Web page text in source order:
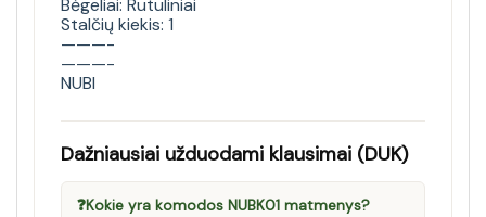
Bėgeliai: Rutuliniai
Stalčių kiekis: 1
———-
———-
NUBI
Dažniausiai užduodami klausimai (DUK)
❓Kokie yra komodos NUBK01 matmenys?